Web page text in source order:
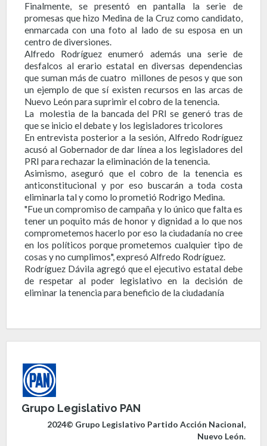
Finalmente, se presentó en pantalla la serie de
promesas que hizo Medina de la Cruz como candidato,
enmarcada con una foto al lado de su esposa en un
centro de diversiones.
Alfredo Rodríguez enumeró además una serie de
desfalcos al erario estatal en diversas dependencias
que suman más de cuatro millones de pesos y que son
un ejemplo de que sí existen recursos en las arcas de
Nuevo León para suprimir el cobro de la tenencia.
La molestia de la bancada del PRI se generó tras de
que se inicio el debate y los legisladores tricolores
En entrevista posterior a la sesión, Alfredo Rodríguez
acusó al Gobernador de dar línea a los legisladores del
PRI para rechazar la eliminación de la tenencia.
Asimismo, aseguró que el cobro de la tenencia es
anticonstitucional y por eso buscarán a toda costa
eliminarla tal y como lo prometió Rodrigo Medina.
"Fue un compromiso de campaña y lo único que falta es
tener un poquito más de honor y dignidad a lo que nos
comprometemos hacerlo por eso la ciudadanía no cree
en los políticos porque prometemos cualquier tipo de
cosas y no cumplimos", expresó Alfredo Rodríguez.
Rodríguez Dávila agregó que el ejecutivo estatal debe
de respetar al poder legislativo en la decisión de
eliminar la tenencia para beneficio de la ciudadanía
Grupo Legislativo PAN
2024© Grupo Legislativo Partido Acción Nacional,
Nuevo León.